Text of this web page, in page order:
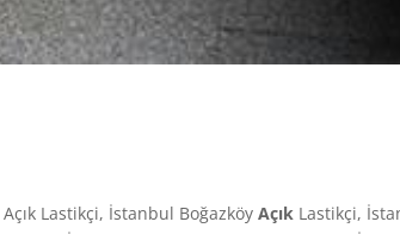
Açık Lastikçi, İstanbul BoğazköyAçık Lastikçi,